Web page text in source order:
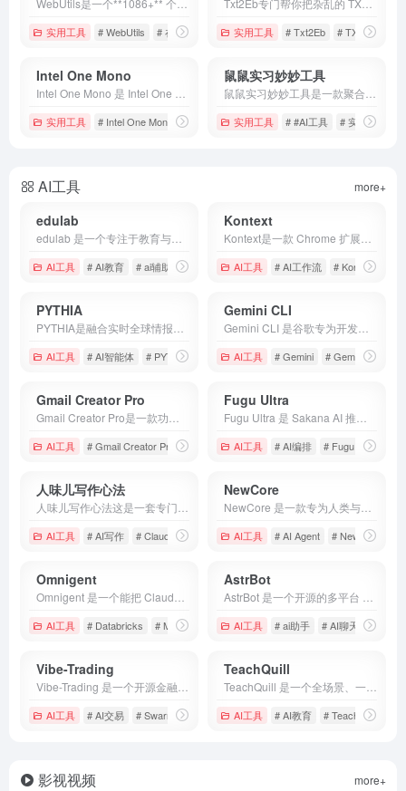
实用工具 # WebUtils # 在线工具 # 开发者工具
实用工具 # Txt2Eb # TXT转EPUB
Intel One Mono
实用工具 # Intel One Mono # IntelOneMono # VSCode配置
鼠鼠实习妙妙工具
实用工具 # #AI工具 # 实习工具
AI工具 more+
edulab
AI工具 # AI教育 # ai辅助教育 # edulab
Kontext
AI工具 # AI工作流 # Kontext
PYTHIA
AI工具 # AI智能体 # PYTHIA # 实时情报
Gemini CLI
AI工具 # Gemini # Gemini CLI
Gmail Creator Pro
AI工具 # Gmail Creator Pro # Gmail账号 # Gmail资源
Fugu Ultra
AI工具 # AI编排 # Fugu Ultra
人味儿写作心法
AI工具 # AI写作 # Claude # 人味儿写作心法
NewCore
AI工具 # AI Agent # NewCore
Omnigent
AI工具 # Databricks # MetaHarness # Omnigent
AstrBot
AI工具 # ai助手 # AI聊天 #
Vibe-Trading
AI工具 # AI交易 # Swarm智能 # Vibe-Trading
TeachQuill
AI工具 # AI教育 # TeachQuill
影视视频 more+